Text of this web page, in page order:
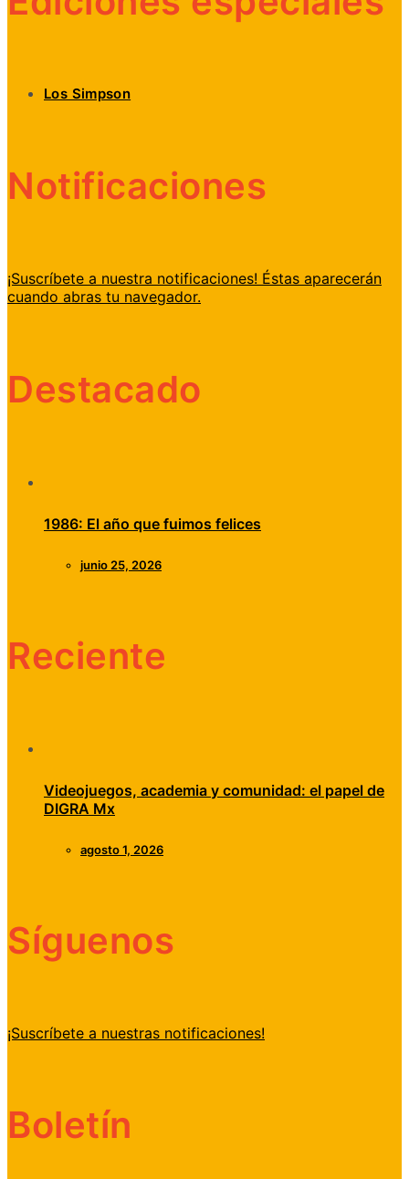
Los Simpson
Notificaciones
¡Suscríbete a nuestra notificaciones! Éstas aparecerán
cuando abras tu navegador.
Destacado
1986: El año que fuimos felices
junio 25, 2026
Reciente
Videojuegos, academia y comunidad: el papel de
DIGRA Mx
agosto 1, 2026
Síguenos
¡Suscríbete a nuestras notificaciones!
Boletín